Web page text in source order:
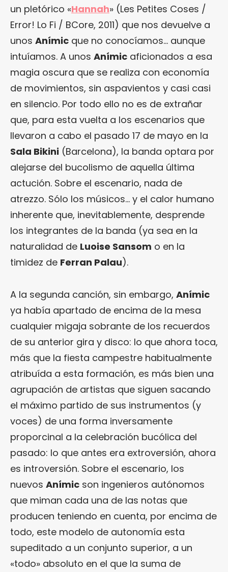
un pletórico «Hannah» (Les Petites Coses /
Error! Lo Fi / BCore, 2011) que nos devuelve a
unos Anímic que no conocíamos… aunque
intuíamos. A unos Anímic aficionados a esa
magia oscura que se realiza con economía
de movimientos, sin aspavientos y casi casi
en silencio. Por todo ello no es de extrañar
que, para esta vuelta a los escenarios que
llevaron a cabo el pasado 17 de mayo en la
Sala Bikini (Barcelona), la banda optara por
alejarse del bucolismo de aquella última
actución. Sobre el escenario, nada de
atrezzo. Sólo los músicos… y el calor humano
inherente que, inevitablemente, desprende
los integrantes de la banda (ya sea en la
naturalidad de Luoise Sansom o en la
timidez de Ferran Palau).
A la segunda canción, sin embargo, Anímic
ya había apartado de encima de la mesa
cualquier migaja sobrante de los recuerdos
de su anterior gira y disco: lo que ahora toca,
más que la fiesta campestre habitualmente
atribuída a esta formación, es más bien una
agrupación de artistas que siguen sacando
el máximo partido de sus instrumentos (y
voces) de una forma inversamente
proporcinal a la celebración bucólica del
pasado: lo que antes era extroversión, ahora
es introversión. Sobre el escenario, los
nuevos Anímic son ingenieros autónomos
que miman cada una de las notas que
producen teniendo en cuenta, por encima de
todo, este modelo de autonomía esta
supeditado a un conjunto superior, a un
«todo» absoluto en el que la suma de